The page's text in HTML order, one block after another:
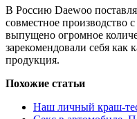
В Россию Daewoo
совместное производство
выпущено огромное
зарекомендовали себя как
продукция.
Похожие статьи
Наш личный краш-